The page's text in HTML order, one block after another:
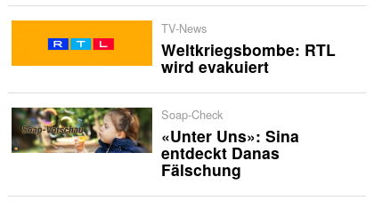
TV-News
Weltkriegsbombe: RTL
wird evakuiert
Soap-Check
«Unter Uns»: Sina
entdeckt Danas
Fälschung